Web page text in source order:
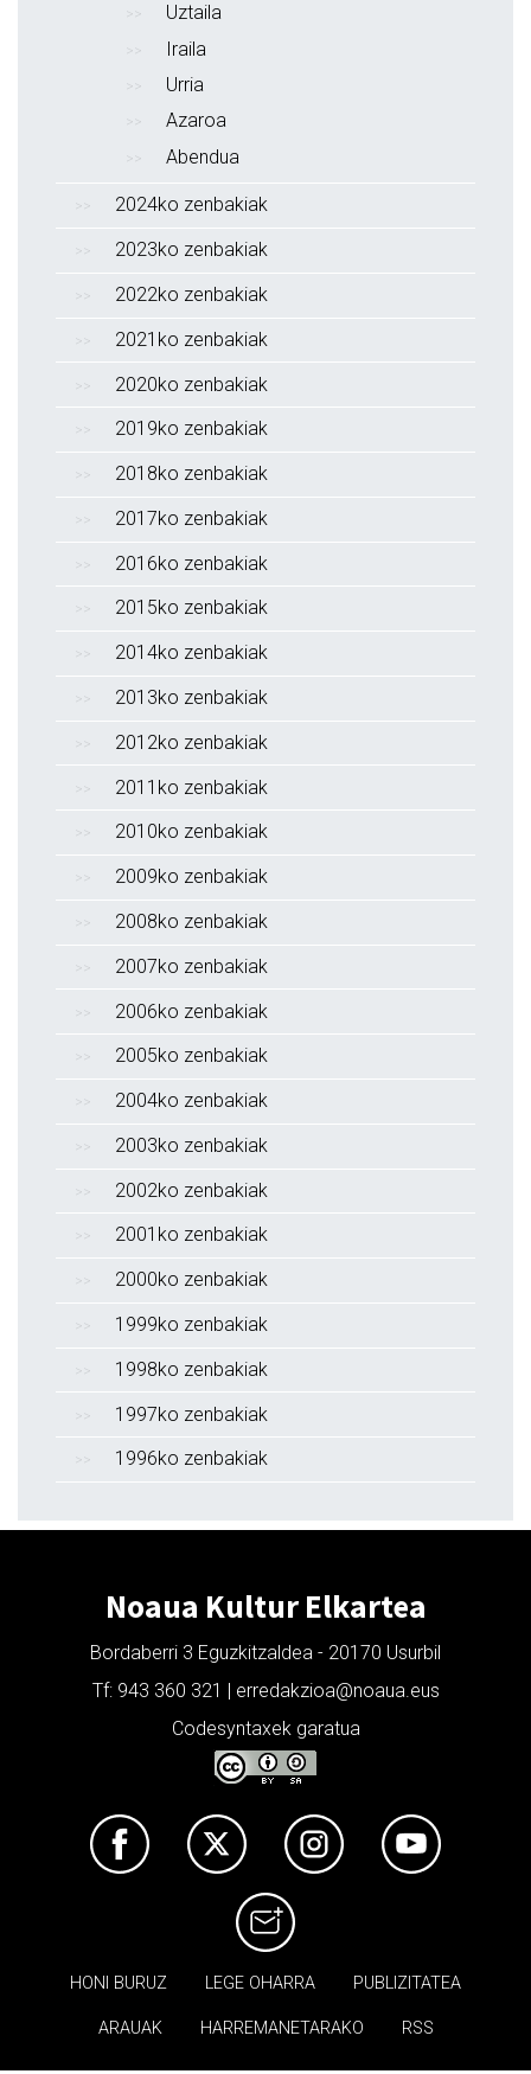
Uztaila
Iraila
Urria
Azaroa
Abendua
2024ko zenbakiak
2023ko zenbakiak
2022ko zenbakiak
2021ko zenbakiak
2020ko zenbakiak
2019ko zenbakiak
2018ko zenbakiak
2017ko zenbakiak
2016ko zenbakiak
2015ko zenbakiak
2014ko zenbakiak
2013ko zenbakiak
2012ko zenbakiak
2011ko zenbakiak
2010ko zenbakiak
2009ko zenbakiak
2008ko zenbakiak
2007ko zenbakiak
2006ko zenbakiak
2005ko zenbakiak
2004ko zenbakiak
2003ko zenbakiak
2002ko zenbakiak
2001ko zenbakiak
2000ko zenbakiak
1999ko zenbakiak
1998ko zenbakiak
1997ko zenbakiak
1996ko zenbakiak
Noaua Kultur Elkartea
Bordaberri 3 Eguzkitzaldea - 20170 Usurbil
Tf: 943 360 321 | erredakzioa@noaua.eus
Codesyntaxek garatua
HONI BURUZ LEGE OHARRA PUBLIZITATEA
ARAUAK HARREMANETARAKO RSS